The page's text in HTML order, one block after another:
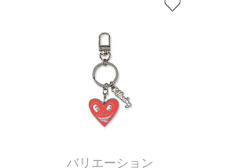
バリエーション